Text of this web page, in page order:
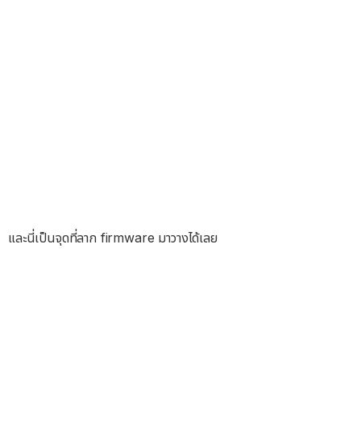
และนี่เป็นจุดที่ลาก firmware มาวางได้เลย